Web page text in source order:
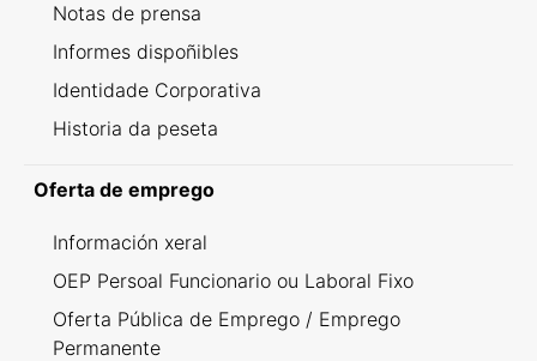
Notas de prensa
Informes dispoñibles
Identidade Corporativa
Historia da peseta
Oferta de emprego
Información xeral
OEP Persoal Funcionario ou Laboral Fixo
Oferta Pública de Emprego / Emprego
Permanente